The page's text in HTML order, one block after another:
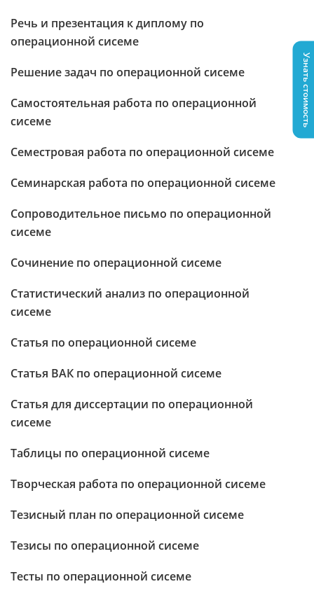
Речь и презентация к диплому по
операционной сисеме
Решение задач по операционной сисеме
Самостоятельная работа по операционной
сисеме
Семестровая работа по операционной сисеме
Семинарская работа по операционной сисеме
Сопроводительное письмо по операционной
сисеме
Сочинение по операционной сисеме
Статистический анализ по операционной
сисеме
Статья по операционной сисеме
Статья ВАК по операционной сисеме
Статья для диссертации по операционной
сисеме
Таблицы по операционной сисеме
Творческая работа по операционной сисеме
Тезисный план по операционной сисеме
Тезисы по операционной сисеме
Тесты по операционной сисеме
Узнать стоимость